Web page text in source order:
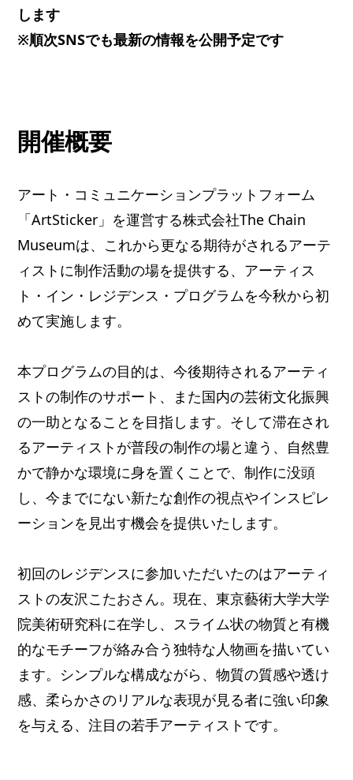
します
※順次SNSでも最新の情報を公開予定です
開催概要
アート・コミュニケーションプラットフォーム
「ArtSticker」を運営する株式会社The Chain
Museumは、これから更なる期待がされるアーテ
ィストに制作活動の場を提供する、アーティス
ト・イン・レジデンス・プログラムを今秋から初
めて実施します。
本プログラムの目的は、今後期待されるアーティ
ストの制作のサポート、また国内の芸術文化振興
の一助となることを目指します。そして滞在され
るアーティストが普段の制作の場と違う、自然豊
かで静かな環境に身を置くことで、制作に没頭
し、今までにない新たな創作の視点やインスピレ
ーションを見出す機会を提供いたします。
初回のレジデンスに参加いただいたのはアーティ
ストの友沢こたおさん。現在、東京藝術大学大学
院美術研究科に在学し、スライム状の物質と有機
的なモチーフが絡み合う独特な人物画を描いてい
ます。シンプルな構成ながら、物質の質感や透け
感、柔らかさのリアルな表現が見る者に強い印象
を与える、注目の若手アーティストです。